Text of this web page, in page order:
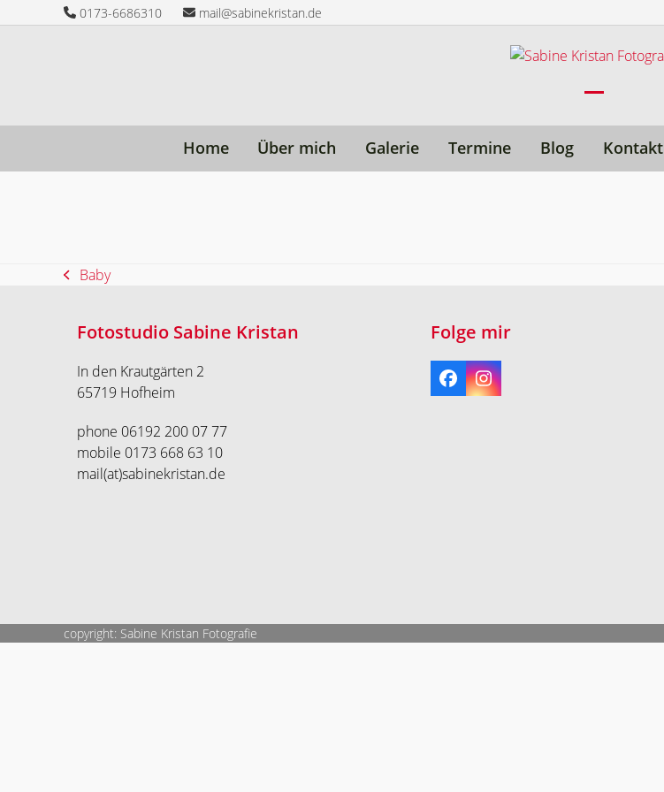
to
0173-6686310 mail@sabinekristan.de
mobile
menu
mobile
menu
Home Über mich Galerie Termine Blog Kontakt
vorheriger
Baby
Fotostudio Sabine Kristan
In den Krautgärten 2
65719 Hofheim
phone 06192 200 07 77
mobile 0173 668 63 10
mail(at)sabinekristan.de
Folge mir
FacebookInstagram
copyright: Sabine Kristan Fotografie